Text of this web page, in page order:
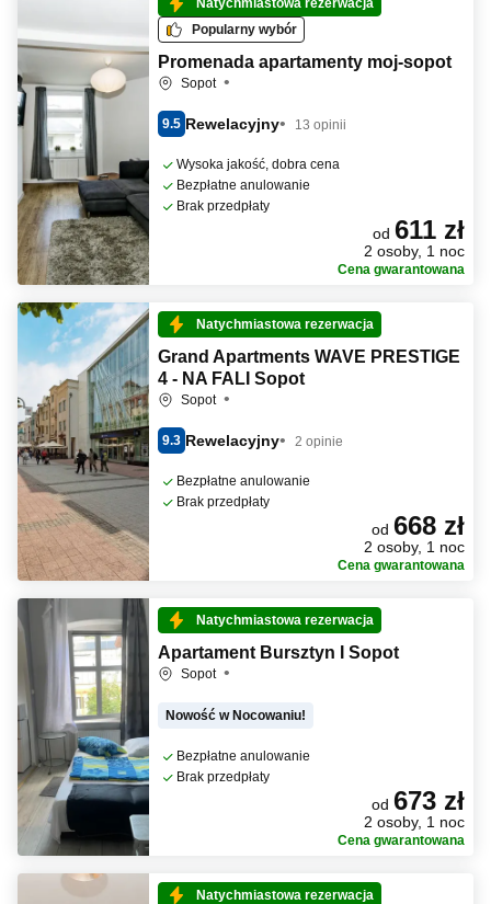
Natychmiastowa rezerwacja
Popularny wybór
Promenada apartamenty moj-sopot
Sopot
9.5 Rewelacyjny 13 opinii
Wysoka jakość, dobra cena
Bezpłatne anulowanie
Brak przedpłaty
od 611 zł
2 osoby, 1 noc
Cena gwarantowana
Natychmiastowa rezerwacja
Grand Apartments WAVE PRESTIGE
4 - NA FALI Sopot
Sopot
9.3 Rewelacyjny 2 opinie
Bezpłatne anulowanie
Brak przedpłaty
od 668 zł
2 osoby, 1 noc
Cena gwarantowana
Natychmiastowa rezerwacja
Apartament Bursztyn I Sopot
Sopot
Nowość w Nocowaniu!
Bezpłatne anulowanie
Brak przedpłaty
od 673 zł
2 osoby, 1 noc
Cena gwarantowana
Natychmiastowa rezerwacja